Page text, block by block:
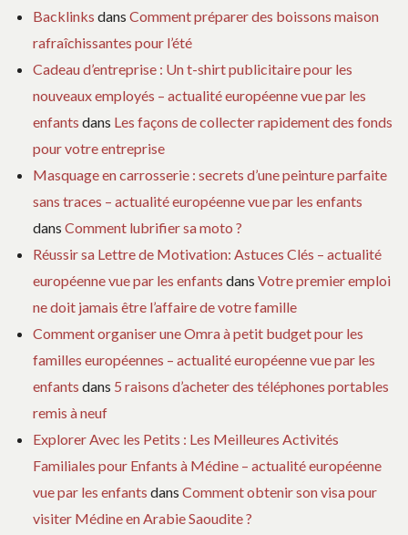
Backlinks dans Comment préparer des boissons maison
rafraîchissantes pour l’été
Cadeau d’entreprise : Un t-shirt publicitaire pour les
nouveaux employés – actualité européenne vue par les
enfants dans Les façons de collecter rapidement des fonds
pour votre entreprise
Masquage en carrosserie : secrets d’une peinture parfaite
sans traces – actualité européenne vue par les enfants
dans Comment lubrifier sa moto ?
Réussir sa Lettre de Motivation: Astuces Clés – actualité
européenne vue par les enfants dans Votre premier emploi
ne doit jamais être l’affaire de votre famille
Comment organiser une Omra à petit budget pour les
familles européennes – actualité européenne vue par les
enfants dans 5 raisons d’acheter des téléphones portables
remis à neuf
Explorer Avec les Petits : Les Meilleures Activités
Familiales pour Enfants à Médine – actualité européenne
vue par les enfants dans Comment obtenir son visa pour
visiter Médine en Arabie Saoudite ?